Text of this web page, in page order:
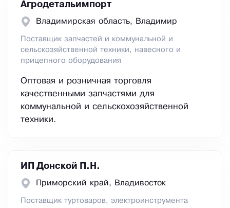
Агродетальимпорт
Владимирская область, Владимир
Поставщик запчастей и коммунальной и
сельcкозяйственной техники, навесного и
прицепного оборудования
Оптовая и розничная торговля
качественными запчастями для
коммунальной и сельскохозяйственной
техники.
ИП Донской П.Н.
Приморский край, Владивосток
Поставщик туртоваров, электроинструмента